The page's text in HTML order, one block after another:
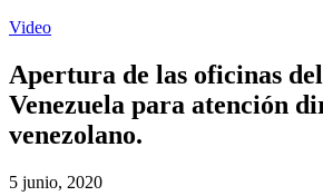
Video
Apertura de las oficinas
Venezuela para atención
venezolano.
5 junio, 2020